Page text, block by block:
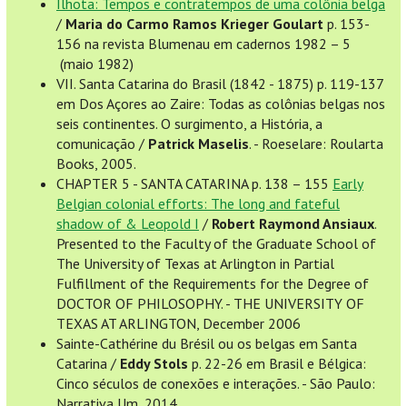
Ilhota: Tempos e contratempos de uma colônia belga
/ Maria do Carmo Ramos Krieger Goulart p. 153-
156 na revista Blumenau em cadernos 1982 – 5
(maio 1982)
VII. Santa Catarina do Brasil (1842 - 1875) p. 119-137
em Dos Açores ao Zaire: Todas as colônias belgas nos
seis continentes. O surgimento, a História, a
comunicação / Patrick Maselis. - Roeselare: Roularta
Books, 2005.
CHAPTER 5 - SANTA CATARINA p. 138 – 155 Early
Belgian colonial efforts: The long and fateful
shadow of & Leopold I / Robert Raymond Ansiaux.
Presented to the Faculty of the Graduate School of
The University of Texas at Arlington in Partial
Fulfillment of the Requirements for the Degree of
DOCTOR OF PHILOSOPHY. - THE UNIVERSITY OF
TEXAS AT ARLINGTON, December 2006
Sainte-Cathérine du Brésil ou os belgas em Santa
Catarina / Eddy Stols p. 22-26 em Brasil e Bélgica:
Cinco séculos de conexões e interações. - São Paulo: